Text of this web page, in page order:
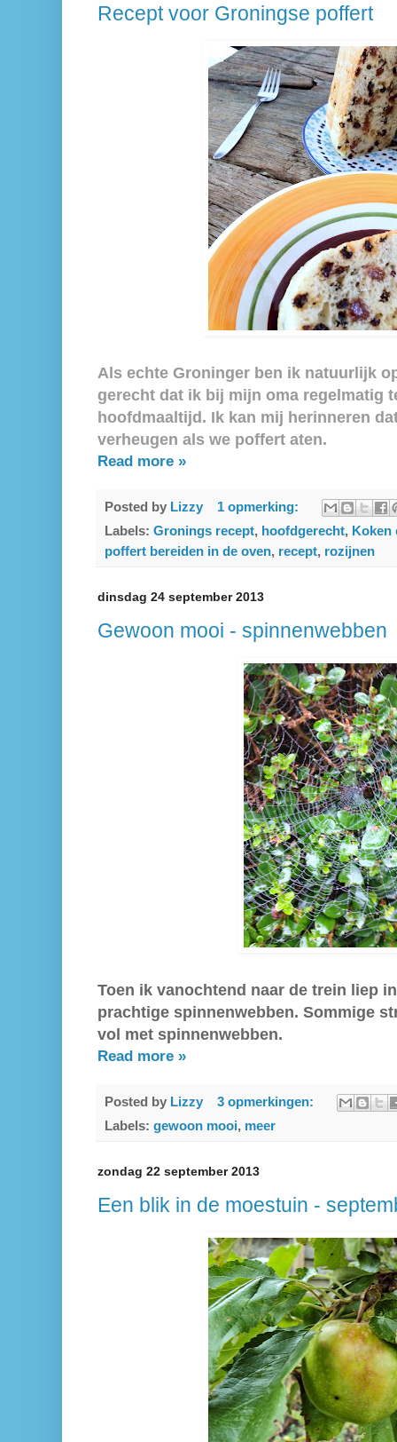
Recept voor Groningse poffert
Als echte Groninger ben ik natuurlijk
gerecht dat ik bij mijn oma regelmatig
hoofdmaaltijd. Ik kan mij herinneren
verheugen als we poffert aten.
Read more »
Posted by Lizzy
1 opmerking:
Labels: Gronings recept, hoofdgerecht, Koken
poffert bereiden in de oven, recept, rozijnen
dinsdag 24 september 2013
Gewoon mooi - spinnenwebben
Toen ik vanochtend naar de trein liep
prachtige spinnenwebben. Sommige
vol met spinnenwebben.
Read more »
Posted by Lizzy
3 opmerkingen:
Labels: gewoon mooi, meer
zondag 22 september 2013
Een blik in de moestuin -